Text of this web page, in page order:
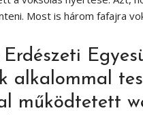
Most is három fafajra
alkalommal
működtetett